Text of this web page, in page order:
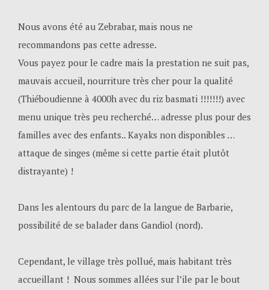
Nous avons été au Zebrabar, mais nous ne
recommandons pas cette adresse.
Vous payez pour le cadre mais la prestation ne suit pas,
mauvais accueil, nourriture très cher pour la qualité
(Thiéboudienne à 4000h avec du riz basmati !!!!!!!) avec
menu unique très peu recherché… adresse plus pour des
familles avec des enfants.. Kayaks non disponibles …
attaque de singes (même si cette partie était plutôt
distrayante) !
Dans les alentours du parc de la langue de Barbarie,
possibilité de se balader dans Gandiol (nord).
Cependant, le village très pollué, mais habitant très
accueillant ! Nous sommes allées sur l’ile par le bout